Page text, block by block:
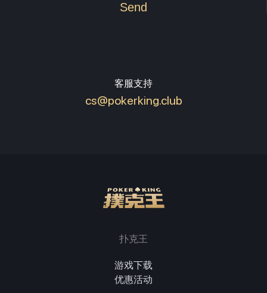
Send
客服支持
cs@pokerking.club
扑克王
游戏下载
优惠活动